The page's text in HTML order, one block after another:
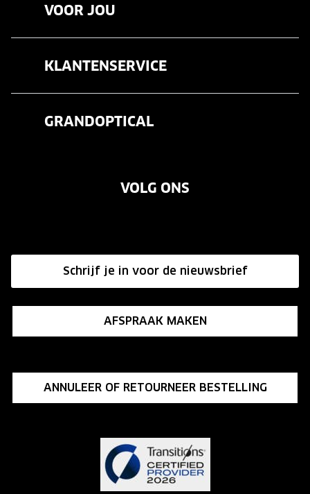
VOOR JOU
KLANTENSERVICE
Annuleer of retourneer een bestelling
GRANDOPTICAL
Influencer programma
VOLG ONS
Schrijf je in voor de nieuwsbrief
AFSPRAAK MAKEN
ANNULEER OF RETOURNEER BESTELLING